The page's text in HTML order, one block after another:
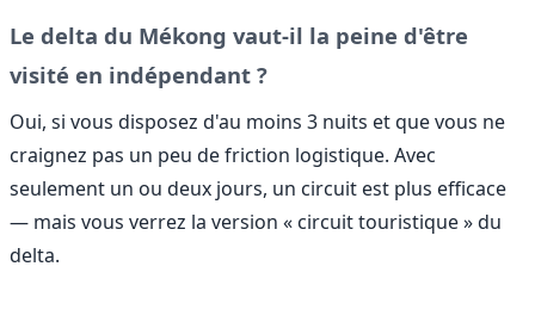
Le delta du Mékong vaut-il la peine d'être
visité en indépendant ?
Oui, si vous disposez d'au moins 3 nuits et que vous ne
craignez pas un peu de friction logistique. Avec
seulement un ou deux jours, un circuit est plus efficace
— mais vous verrez la version « circuit touristique » du
delta.